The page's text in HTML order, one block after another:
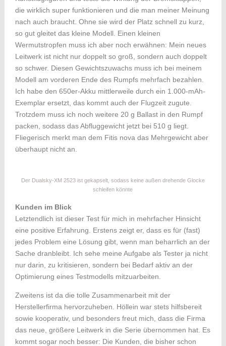
die wirklich super funktionieren und die man meiner Meinung
nach auch braucht. Ohne sie wird der Platz schnell zu kurz,
so gut gleitet das kleine Modell. Einen kleinen
Wermutstropfen muss ich aber noch erwähnen: Mein neues
Leitwerk ist nicht nur doppelt so groß, sondern auch doppelt
so schwer. Diesen Gewichtszuwachs muss ich bei meinem
Modell am vorderen Ende des Rumpfs mehrfach bezahlen.
Ich habe den 650er-Akku mittlerweile durch ein 1.000-mAh-
Exemplar ersetzt, das kommt auch der Flugzeit zugute.
Trotzdem muss ich noch weitere 20 g Ballast in den Rumpf
packen, sodass das Abfluggewicht jetzt bei 510 g liegt.
Fliegerisch merkt man dem Fitis nova das Mehrgewicht aber
überhaupt nicht an.
Der Dualsky-XM 2523 ist gekapselt, sodass keine außen drehende Glocke
schleifen könnte
Kunden im Blick
Letztendlich ist dieser Test für mich in mehrfacher Hinsicht
eine positive Erfahrung. Erstens zeigt er, dass es für (fast)
jedes Problem eine Lösung gibt, wenn man beharrlich an der
Sache dranbleibt. Ich sehe meine Aufgabe als Tester ja nicht
nur darin, zu kritisieren, sondern bei Bedarf aktiv an der
Optimierung eines Testmodells mitzuarbeiten.
Zweitens ist da die tolle Zusammenarbeit mit der
Herstellerfirma hervorzuheben. Höllein war stets hilfsbereit
sowie kooperativ, und besonders freut mich, dass die Firma
das neue, größere Leitwerk in die Serie übernommen hat. Es
kommt sogar noch besser: Die Kunden, die bisher schon